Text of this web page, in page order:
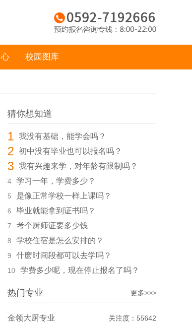
校园图库
猜你想知道
1 我没有基础，能学会吗？
2 初中没有毕业也可以报名吗？
3 我有兴趣来学，对年龄有限制吗？
4 学习一年，学费多少？
5 是像正常学校一样上课吗？
6 毕业就能拿到证书吗？
7 考个厨师证要多少钱
8 学校住宿是怎么安排的？
9 什麽时间段都可以去学吗？
10 学费多少呢，现在停止报名了吗？
热门专业 更多>>>
金领大厨专业 关注度：55642